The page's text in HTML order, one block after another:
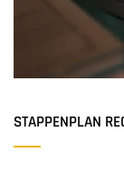
STAPPENPLAN